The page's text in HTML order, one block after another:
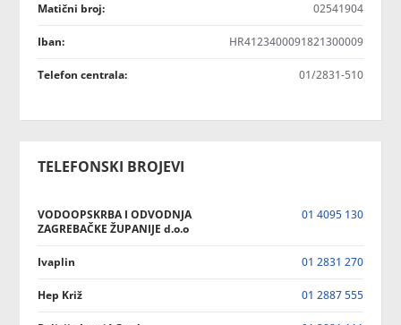
Matični broj: 02541904
Iban: HR4123400091821300009
Telefon centrala: 01/2831-510
TELEFONSKI BROJEVI
VODOOPSKRBA I ODVODNJA
ZAGREBAČKE ŽUPANIJE d.o.o
01 4095 130
Ivaplin 01 2831 270
Hep Križ 01 2887 555